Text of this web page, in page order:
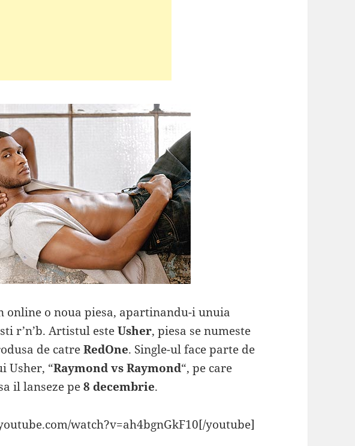
online o noua piesa, apartinandu-i unuia
r’n’b. Artistul esteUsher, piesa se numeste
de catreRedOne. Single-ul face parte de
Usher, “Raymond vs Raymond“, pe care
il lanseze pe8 decembrie.
watch?v=ah4bgnGkF10[/youtube]